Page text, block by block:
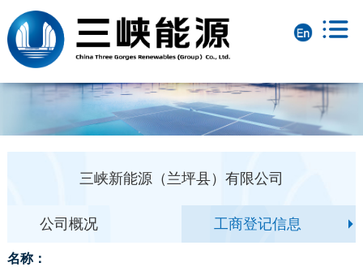
三峡新能源（兰坪县）有限公司
公司概况 工商登记信息
名称：